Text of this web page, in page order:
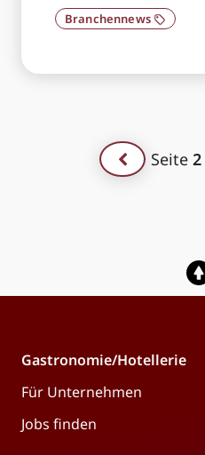
Branchennews
Seite 2
Gastronomie/Hotellerie
Für Unternehmen
Jobs finden